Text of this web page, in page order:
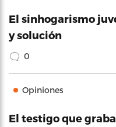
El sinhogarismo
y solución
0
Opiniones
El testigo que